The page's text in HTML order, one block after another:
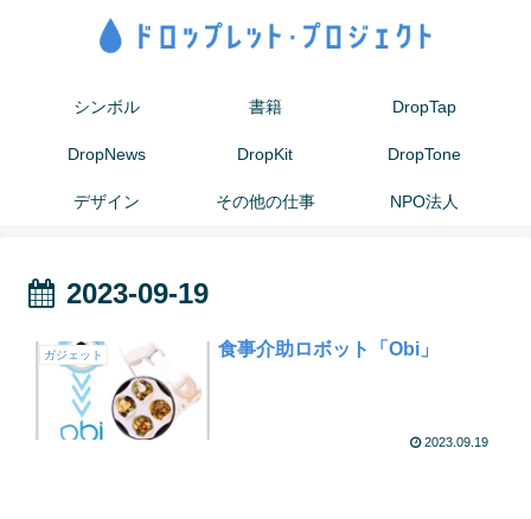
シンボル 書籍 DropTap
DropNews DropKit DropTone
デザイン その他の仕事 NPO法人
2023-09-19
ガジェット 食事介助ロボット「Obi」
2023.09.19